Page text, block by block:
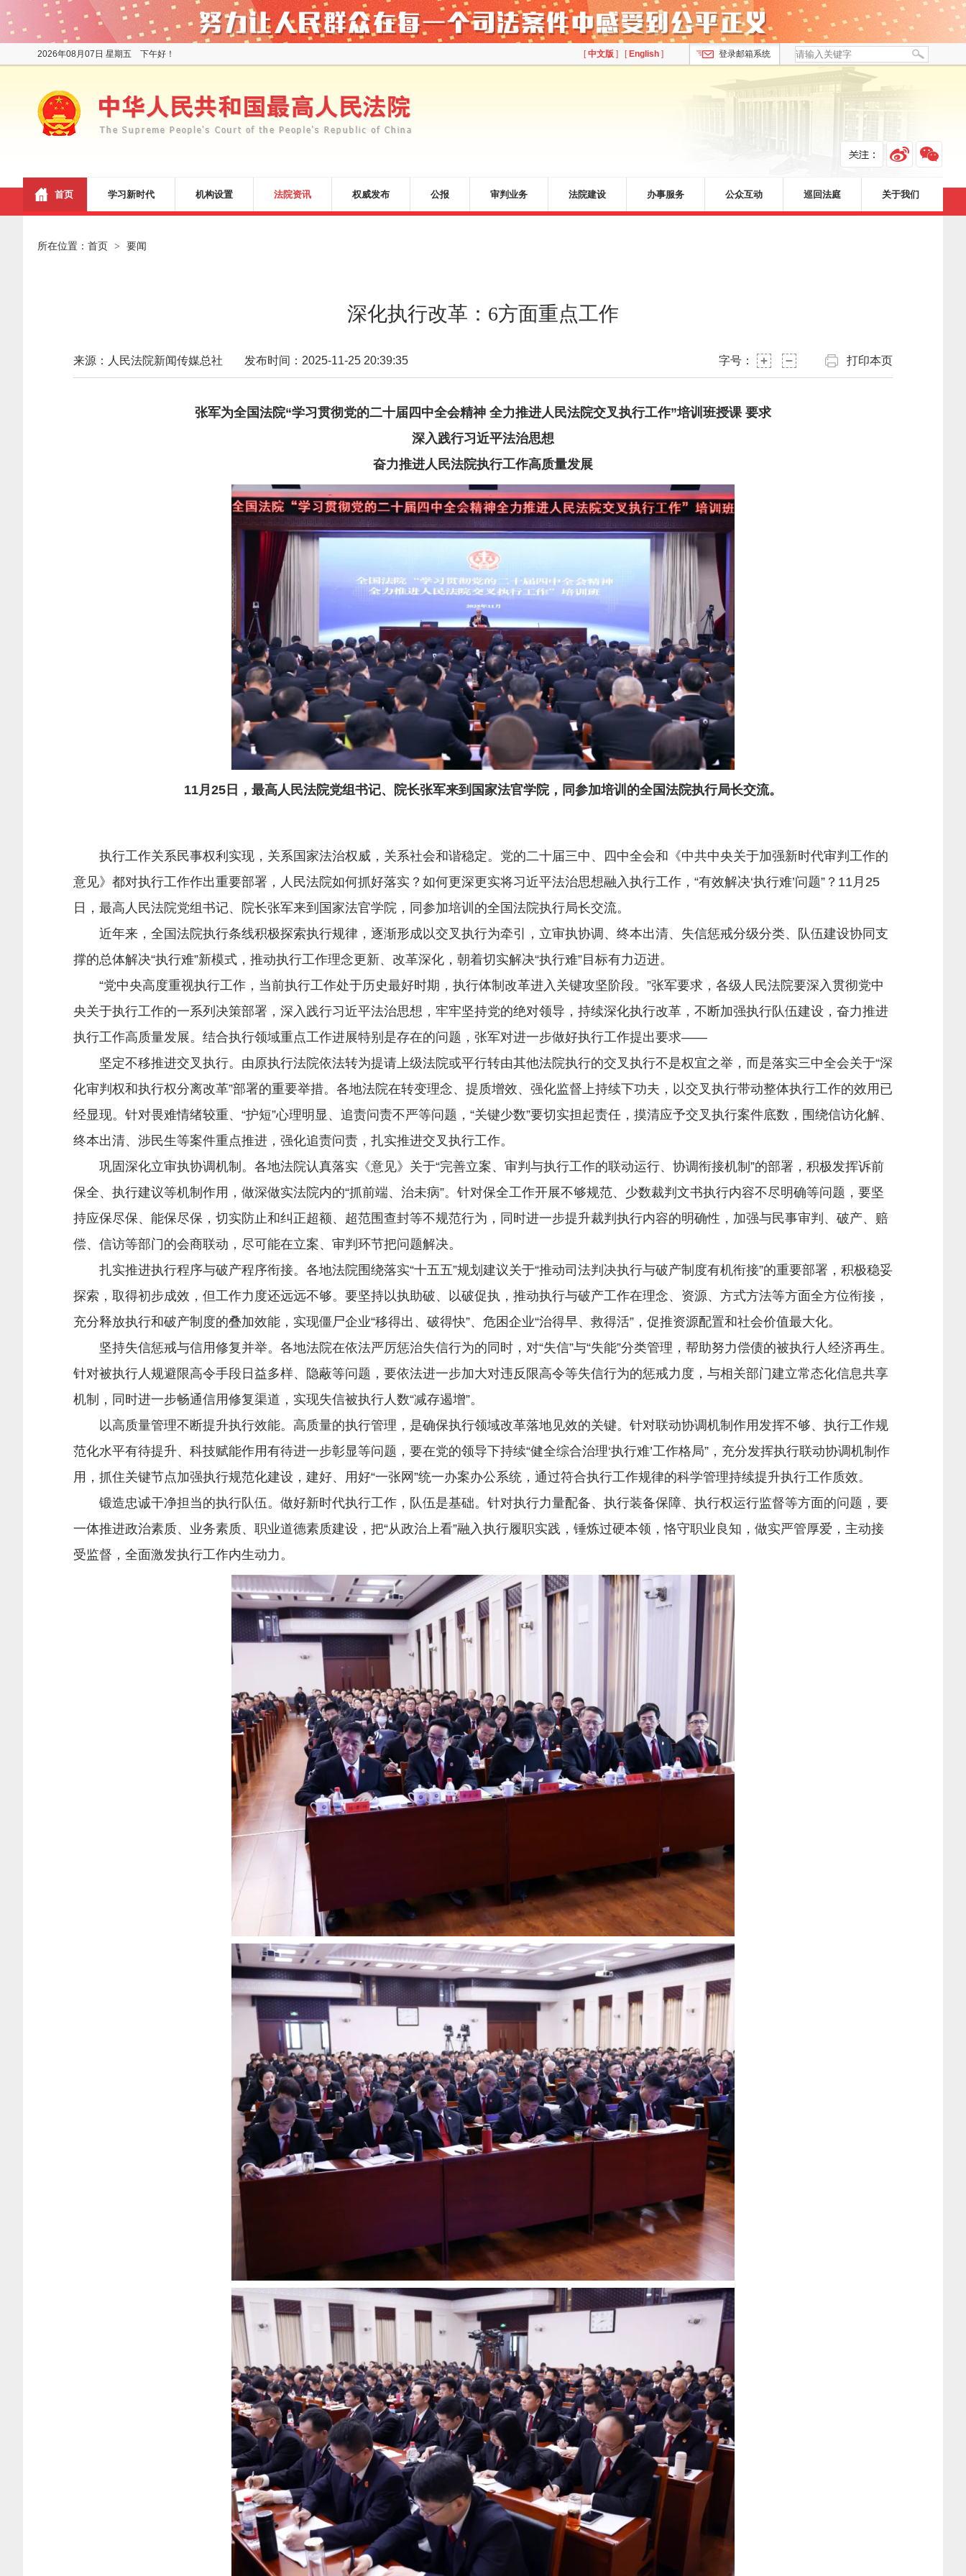
[中文版 ] [ English ]
2026年08月07日 星期五 下午好！ 登录邮箱系统
首页 学习新时代 机构设置 法院资讯 权威发布 公报 审判业务 法院建设 办事服务 公众互动 巡回法庭 关于我们
所在位置： 首页 > 要闻
深化执行改革：6方面重点工作
来源：人民法院新闻传媒总社 发布时间：2025-11-25 20:39:35 字号： 打印本页
张军为全国法院“学习贯彻党的二十届四中全会精神 全力推进人民法院交叉执行工作”培训班授课 要求
深入践行习近平法治思想
奋力推进人民法院执行工作高质量发展
11月25日，最高人民法院党组书记、院长张军来到国家法官学院，同参加培训的全国法院执行局长交流。
执行工作关系民事权利实现，关系国家法治权威，关系社会和谐稳定。党的二十届三中、四中全会和《中共中央关于加强新时代审判工作的
意见》都对执行工作作出重要部署，人民法院如何抓好落实？如何更深更实将习近平法治思想融入执行工作，“有效解决‘执行难’问题”？11月25
日，最高人民法院党组书记、院长张军来到国家法官学院，同参加培训的全国法院执行局长交流。
近年来，全国法院执行条线积极探索执行规律，逐渐形成以交叉执行为牵引，立审执协调、终本出清、失信惩戒分级分类、队伍建设协同支
撑的总体解决“执行难”新模式，推动执行工作理念更新、改革深化，朝着切实解决“执行难”目标有力迈进。
“党中央高度重视执行工作，当前执行工作处于历史最好时期，执行体制改革进入关键攻坚阶段。”张军要求，各级人民法院要深入贯彻党中
央关于执行工作的一系列决策部署，深入践行习近平法治思想，牢牢坚持党的绝对领导，持续深化执行改革，不断加强执行队伍建设，奋力推进
执行工作高质量发展。结合执行领域重点工作进展特别是存在的问题，张军对进一步做好执行工作提出要求——
坚定不移推进交叉执行。由原执行法院依法转为提请上级法院或平行转由其他法院执行的交叉执行不是权宜之举，而是落实三中全会关于“深
化审判权和执行权分离改革”部署的重要举措。各地法院在转变理念、提质增效、强化监督上持续下功夫，以交叉执行带动整体执行工作的效用已
经显现。针对畏难情绪较重、“护短”心理明显、追责问责不严等问题，“关键少数”要切实担起责任，摸清应予交叉执行案件底数，围绕信访化解、
终本出清、涉民生等案件重点推进，强化追责问责，扎实推进交叉执行工作。
巩固深化立审执协调机制。各地法院认真落实《意见》关于“完善立案、审判与执行工作的联动运行、协调衔接机制”的部署，积极发挥诉前
保全、执行建议等机制作用，做深做实法院内的“抓前端、治未病”。针对保全工作开展不够规范、少数裁判文书执行内容不尽明确等问题，要坚
持应保尽保、能保尽保，切实防止和纠正超额、超范围查封等不规范行为，同时进一步提升裁判执行内容的明确性，加强与民事审判、破产、赔
偿、信访等部门的会商联动，尽可能在立案、审判环节把问题解决。
扎实推进执行程序与破产程序衔接。各地法院围绕落实“十五五”规划建议关于“推动司法判决执行与破产制度有机衔接”的重要部署，积极稳妥
探索，取得初步成效，但工作力度还远远不够。要坚持以执助破、以破促执，推动执行与破产工作在理念、资源、方式方法等方面全方位衔接，
充分释放执行和破产制度的叠加效能，实现僵尸企业“移得出、破得快”、危困企业“治得早、救得活”，促推资源配置和社会价值最大化。
坚持失信惩戒与信用修复并举。各地法院在依法严厉惩治失信行为的同时，对“失信”与“失能”分类管理，帮助努力偿债的被执行人经济再生。
针对被执行人规避限高令手段日益多样、隐蔽等问题，要依法进一步加大对违反限高令等失信行为的惩戒力度，与相关部门建立常态化信息共享
机制，同时进一步畅通信用修复渠道，实现失信被执行人数“减存遏增”。
以高质量管理不断提升执行效能。高质量的执行管理，是确保执行领域改革落地见效的关键。针对联动协调机制作用发挥不够、执行工作规
范化水平有待提升、科技赋能作用有待进一步彰显等问题，要在党的领导下持续“健全综合治理‘执行难’工作格局”，充分发挥执行联动协调机制作
用，抓住关键节点加强执行规范化建设，建好、用好“一张网”统一办案办公系统，通过符合执行工作规律的科学管理持续提升执行工作质效。
锻造忠诚干净担当的执行队伍。做好新时代执行工作，队伍是基础。针对执行力量配备、执行装备保障、执行权运行监督等方面的问题，要
一体推进政治素质、业务素质、职业道德素质建设，把“从政治上看”融入执行履职实践，锤炼过硬本领，恪守职业良知，做实严管厚爱，主动接
受监督，全面激发执行工作内生动力。